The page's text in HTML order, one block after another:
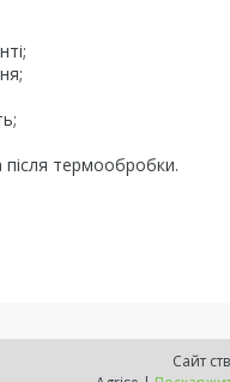
після термообробки.
Сайт